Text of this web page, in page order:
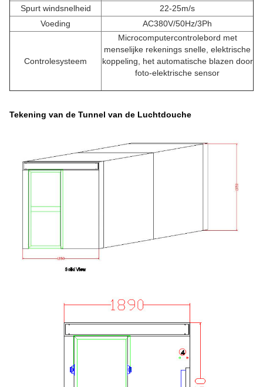
Spurt windsnelheid
22-25m/s
Voeding
AC380V/50Hz/3Ph
Controlesysteem
Microcomputercontrolebord met
menselijke rekenings snelle, elektrische
koppeling, het automatische blazen door
foto-elektrische sensor
Tekening van de Tunnel van de Luchtdouche